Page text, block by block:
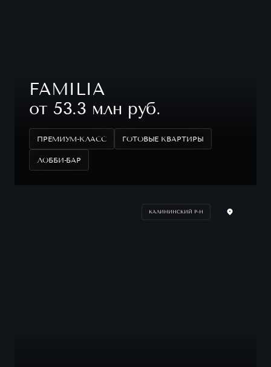
FAMILIA
от 53.3 млн руб.
ПРЕМИУМ-КЛАСС ГОТОВЫЕ КВАРТИРЫ
ЛОББИ-БАР
КАЛИНИНСКИЙ Р-Н